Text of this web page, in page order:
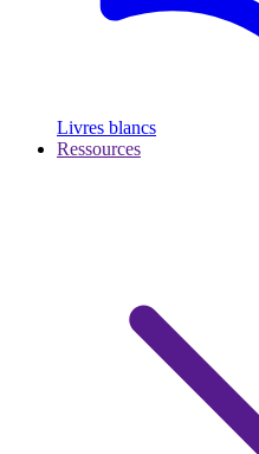
Livres blancs
Ressources